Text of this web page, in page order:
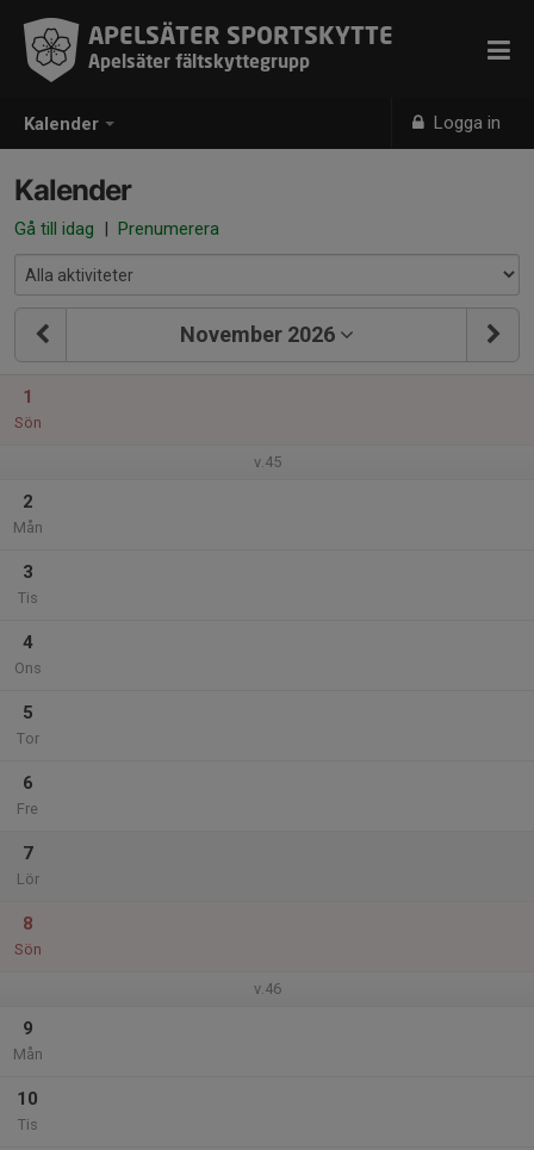
Kalender Logga in
APELSÄTER SPORTSKYTTE
Apelsäter fältskyttegrupp
Kalender
Gå till idag | Prenumerera
November 2026
1
Sön
v.45
2
Mån
3
Tis
4
Ons
5
Tor
6
Fre
7
Lör
8
Sön
v.46
9
Mån
10
Tis